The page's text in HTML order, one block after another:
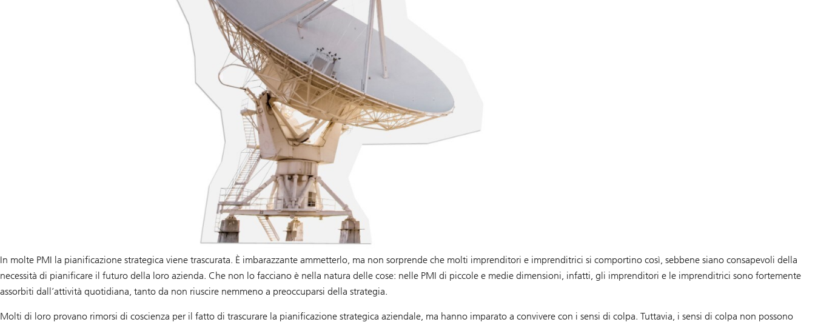
In molte PMI la pianificazione strategica viene trascurata. È imbarazzante ammetterlo, ma non sorprende che molti imprenditori e imprenditrici si comportino così, sebbene siano consapevoli della
necessità di pianificare il futuro della loro azienda. Che non lo facciano è nella natura delle cose: nelle PMI di piccole e medie dimensioni, infatti, gli imprenditori e le imprenditrici sono fortemente
assorbiti dall’attività quotidiana, tanto da non riuscire nemmeno a preoccuparsi della strategia.
Molti di loro provano rimorsi di coscienza per il fatto di trascurare la pianificazione strategica aziendale, ma hanno imparato a convivere con i sensi di colpa. Tuttavia, i sensi di colpa non possono